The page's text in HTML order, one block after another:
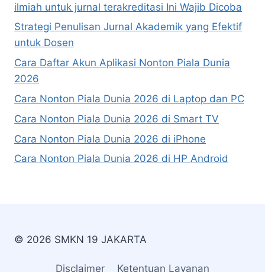
ilmiah untuk jurnal terakreditasi Ini Wajib Dicoba
Strategi Penulisan Jurnal Akademik yang Efektif
untuk Dosen
Cara Daftar Akun Aplikasi Nonton Piala Dunia
2026
Cara Nonton Piala Dunia 2026 di Laptop dan PC
Cara Nonton Piala Dunia 2026 di Smart TV
Cara Nonton Piala Dunia 2026 di iPhone
Cara Nonton Piala Dunia 2026 di HP Android
© 2026 SMKN 19 JAKARTA
Disclaimer Ketentuan Layanan